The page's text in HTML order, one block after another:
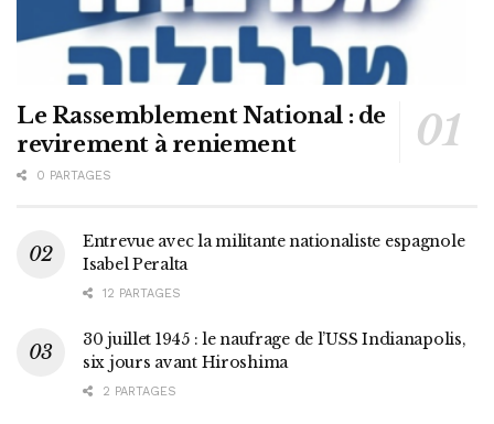
Le Rassemblement National : de
revirement à reniement
0 PARTAGES
Entrevue avec la militante nationaliste espagnole
Isabel Peralta
12 PARTAGES
30 juillet 1945 : le naufrage de l’USS Indianapolis,
six jours avant Hiroshima
2 PARTAGES